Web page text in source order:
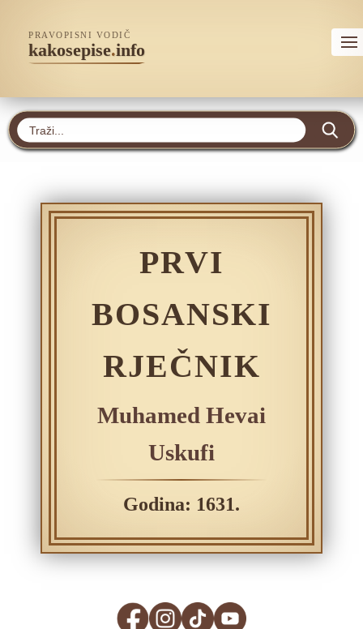
PRAVOPISNI VODIČ
kakosepise.info
PRVI
BOSANSKI
RJEČNIK
Muhamed Hevai
Uskufi
Godina: 1631.